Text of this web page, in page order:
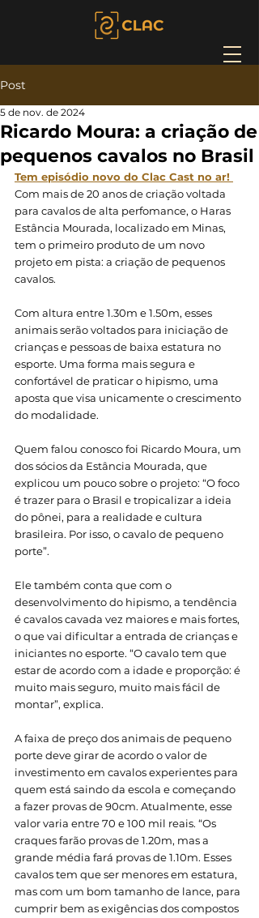
Post
Ricardo Moura: a criação de
pequenos cavalos no Brasil
5 de nov. de 2024
Tem episódio novo do Clac Cast no ar!
Com mais de 20 anos de criação voltada
para cavalos de alta perfomance, o Haras
Estância Mourada, localizado em Minas,
tem o primeiro produto de um novo
projeto em pista: a criação de pequenos
cavalos.
Com altura entre 1.30m e 1.50m, esses
animais serão voltados para iniciação de
crianças e pessoas de baixa estatura no
esporte. Uma forma mais segura e
confortável de praticar o hipismo, uma
aposta que visa unicamente o crescimento
do modalidade.
Quem falou conosco foi Ricardo Moura, um
dos sócios da Estância Mourada, que
explicou um pouco sobre o projeto: “O foco
é trazer para o Brasil e tropicalizar a ideia
do pônei, para a realidade e cultura
brasileira. Por isso, o cavalo de pequeno
porte”.
Ele também conta que com o
desenvolvimento do hipismo, a tendência
é cavalos cavada vez maiores e mais fortes,
o que vai dificultar a entrada de crianças e
iniciantes no esporte. “O cavalo tem que
estar de acordo com a idade e proporção: é
muito mais seguro, muito mais fácil de
montar”, explica.
A faixa de preço dos animais de pequeno
porte deve girar de acordo o valor de
investimento em cavalos experientes para
quem está saindo da escola e começando
a fazer provas de 90cm. Atualmente, esse
valor varia entre 70 e 100 mil reais. “Os
craques farão provas de 1.20m, mas a
grande média fará provas de 1.10m. Esses
cavalos tem que ser menores em estatura,
mas com um bom tamanho de lance, para
cumprir bem as exigências dos compostos